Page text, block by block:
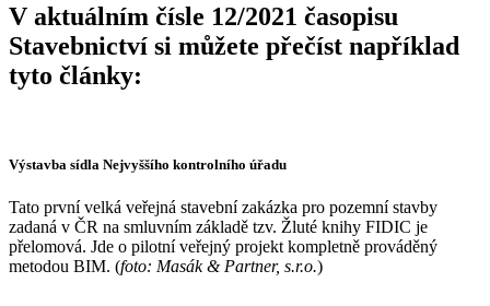
V aktuálním čísle 12/2021 časopisu
Stavebnictví si můžete přečíst například
tyto články:
Výstavba sídla Nejvyššího kontrolního úřadu
Tato první velká veřejná stavební zakázka pro pozemní stavby
zadaná v ČR na smluvním základě tzv. Žluté knihy FIDIC je
přelomová. Jde o pilotní veřejný projekt kompletně prováděný
metodou BIM. (foto: Masák & Partner, s.r.o.)